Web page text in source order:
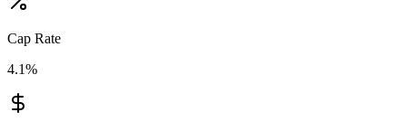
Cap Rate
4.1%